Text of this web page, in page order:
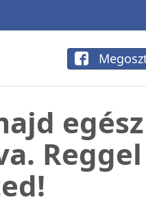
egész
Reggel